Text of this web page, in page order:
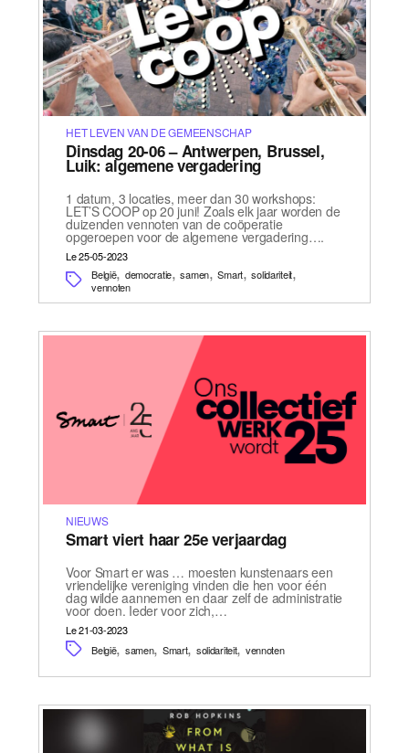
HET LEVEN VAN DE GEMEENSCHAP
Dinsdag 20-06 – Antwerpen, Brussel,
Luik: algemene vergadering
1 datum, 3 locaties, meer dan 30 workshops:
LET’S COOP op 20 juni! Zoals elk jaar worden de
duizenden vennoten van de coöperatie
opgeroepen voor de algemene vergadering….
Le 25-05-2023
België, democratie,samen,Smart,solidariteit,
vennoten
NIEUWS
Smart viert haar 25e verjaardag
Voor Smart er was … moesten kunstenaars een
vriendelijke vereniging vinden die hen voor één
dag wilde aannemen en daar zelf de administratie
voor doen. Ieder voor zich,…
Le 21-03-2023
België, samen, Smart, solidariteit, vennoten